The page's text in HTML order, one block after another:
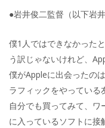
●岩井俊二監督（以下岩井
僕1人ではできなかった
う訳じゃないけれど、
僕がAppleに出会ったの
ラフィックをやっている
自分でも買ってみて、
に入っているソフトに